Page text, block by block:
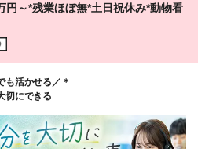
1年ごとの契約更新 ★1年ごとの評価制
円～*残業ほぼ無*土日祝休み*動物看
も活かせる／＊
切にできる